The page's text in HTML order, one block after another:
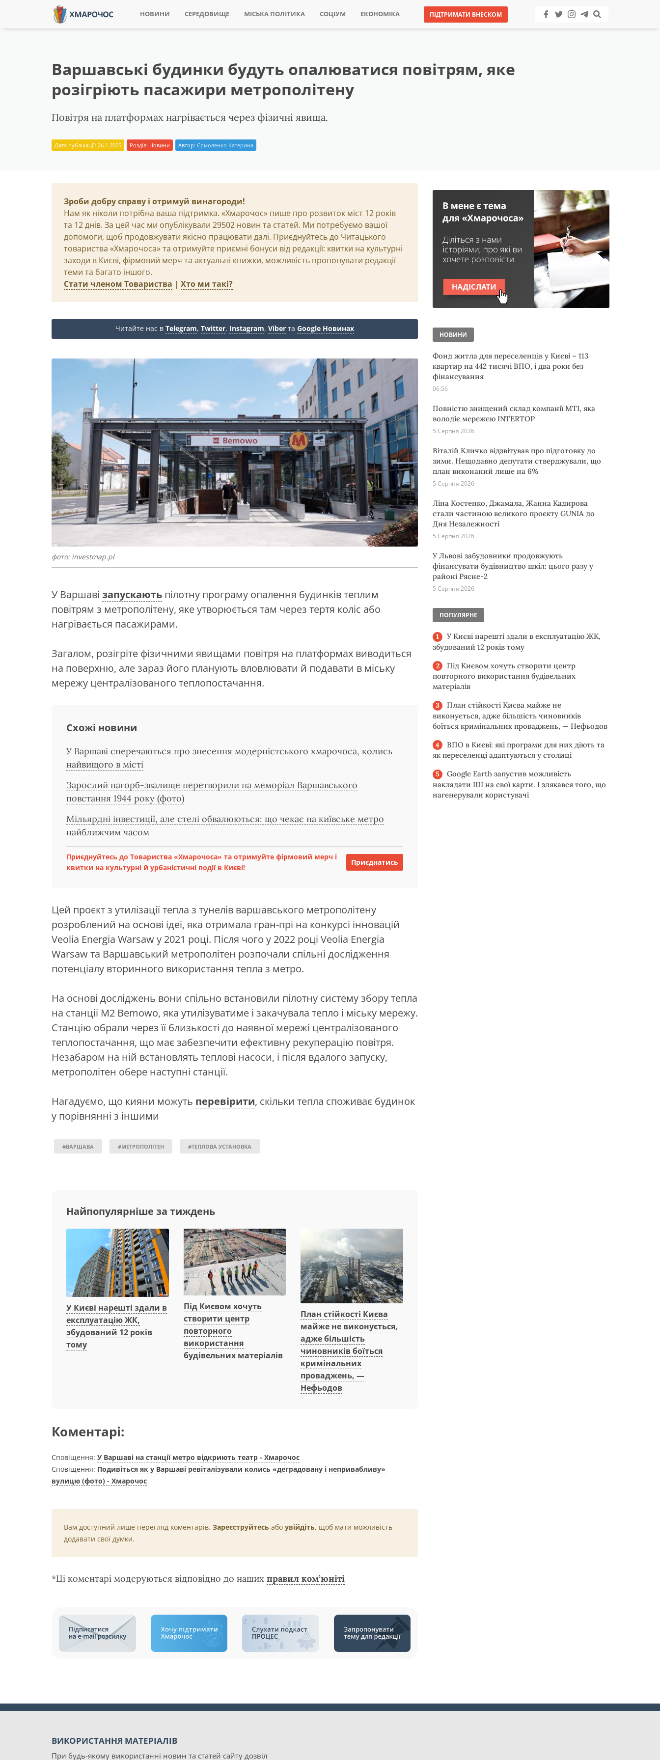
НОВИНИ СЕРЕДОВИЩЕ МІСЬКА ПОЛІТИКА СОЦІУМ ЕКОНОМІКА ПІДТРИМАТИ ВНЕСКОМ
Варшавські будинки будуть опалюватися повітрям, яке
розігріють пасажири метрополітену
Повітря на платформах нагрівається через фізичні явища.
Дата публікації: 26.1.2025 Розділ: Новини Автор: Єрмоленко Катерина
Зроби добру справу і отримуй винагороди!
Нам як ніколи потрібна ваша підтримка. «Хмарочос» пише про розвиток міст 12 років
та 12 днів. За цей час ми опублікували 29502 новин та статей. Ми потребуємо вашої
допомоги, щоб продовжувати якісно працювати далі. Приєднуйтесь до Читацького
товариства «Хмарочоса» та отримуйте приємні бонуси від редакції: квитки на культурні
заходи в Києві, фірмовий мерч та актуальні книжки, можливість пропонувати редакції
теми та багато іншого.
Стати членом Товариства | Хто ми такі?
Читайте нас в Telegram, Twitter, Instagram, Viber та Google Новинах
фото: investmap.pl
У Варшаві запускають пілотну програму опалення будинків теплим
повітрям з метрополітену, яке утворюється там через тертя коліс або
нагрівається пасажирами.
Загалом, розігріте фізичними явищами повітря на платформах виводиться
на поверхню, але зараз його планують вловлювати й подавати в міську
мережу централізованого теплопостачання.
Схожі новини
У Варшаві сперечаються про знесення модерністського хмарочоса, колись
найвищого в місті
Зарослий пагорб-звалище перетворили на меморіал Варшавського
повстання 1944 року (фото)
Мільярдні інвестиції, але стелі обвалюються: що чекає на київське метро
найближчим часом
Приєднуйтесь до Товариства «Хмарочоса» та отримуйте фірмовий мерч і
квитки на культурні й урбаністичні події в Києві!
Приєднатись
Цей проєкт з утилізації тепла з тунелів варшавського метрополітену
розроблений на основі ідеї, яка отримала гран-прі на конкурсі інновацій
Veolia Energia Warsaw у 2021 році. Після чого у 2022 році Veolia Energia
Warsaw та Варшавський метрополітен розпочали спільні дослідження
потенціалу вторинного використання тепла з метро.
На основі досліджень вони спільно встановили пілотну систему збору тепла
на станції M2 Bemowo, яка утилізуватиме і закачувала тепло і міську мережу.
Станцію обрали через її близькості до наявної мережі централізованого
теплопостачання, що має забезпечити ефективну рекуперацію повітря.
Незабаром на ній встановлять теплові насоси, і після вдалого запуску,
метрополітен обере наступні станції.
Нагадуємо, що кияни можуть перевірити, скільки тепла споживає будинок
у порівнянні з іншими
#ВАРШАВА #МЕТРОПОЛІТЕН #ТЕПЛОВА УСТАНОВКА
Найпопулярніше за тиждень
У Києві нарешті здали в
експлуатацію ЖК,
збудований 12 років
тому
Під Києвом хочуть
створити центр
повторного
використання
будівельних матеріалів
План стійкості Києва
майже не виконується,
адже більшість
чиновників боїться
кримінальних
проваджень, —
Нефьодов
Коментарі:
Сповіщення: У Варшаві на станції метро відкриють театр - Хмарочос
Сповіщення: Подивіться як у Варшаві ревіталізували колись «деградовану і непривабливу»
вулицю (фото) - Хмарочос
Вам доступний лише перегляд коментарів. Зареєструйтесь або увійдіть, щоб мати можливість
додавати свої думки.
*Ці коментарі модеруються відповідно до наших правил ком’юніті
НОВИНИ
Фонд житла для переселенців у Києві – 113
квартир на 442 тисячі ВПО, і два роки без
фінансування
06:56
Повністю знищений склад компанії MTI, яка
володіє мережею INTERTOP
5 Серпня 2026
Віталій Кличко відзвітував про підготовку до
зими. Нещодавно депутати стверджували, що
план виконаний лише на 6%
5 Серпня 2026
Ліна Костенко, Джамала, Жанна Кадирова
стали частиною великого проєкту GUNIA до
Дня Незалежності
5 Серпня 2026
У Львові забудовники продовжують
фінансувати будівництво шкіл: цього разу у
районі Рясне-2
5 Серпня 2026
ПОПУЛЯРНЕ
У Києві нарешті здали в експлуатацію ЖК,
збудований 12 років тому
Під Києвом хочуть створити центр
повторного використання будівельних
матеріалів
План стійкості Києва майже не
виконується, адже більшість чиновників
боїться кримінальних проваджень, — Нефьодов
ВПО в Києві: які програми для них діють та
як переселенці адаптуються у столиці
Google Earth запустив можливість
накладати ШІ на свої карти. І злякався того, що
нагенерували користувачі
ВИКОРИСТАННЯ МАТЕРІАЛІВ
При будь-якому використанні новин та статей сайту дозвіл